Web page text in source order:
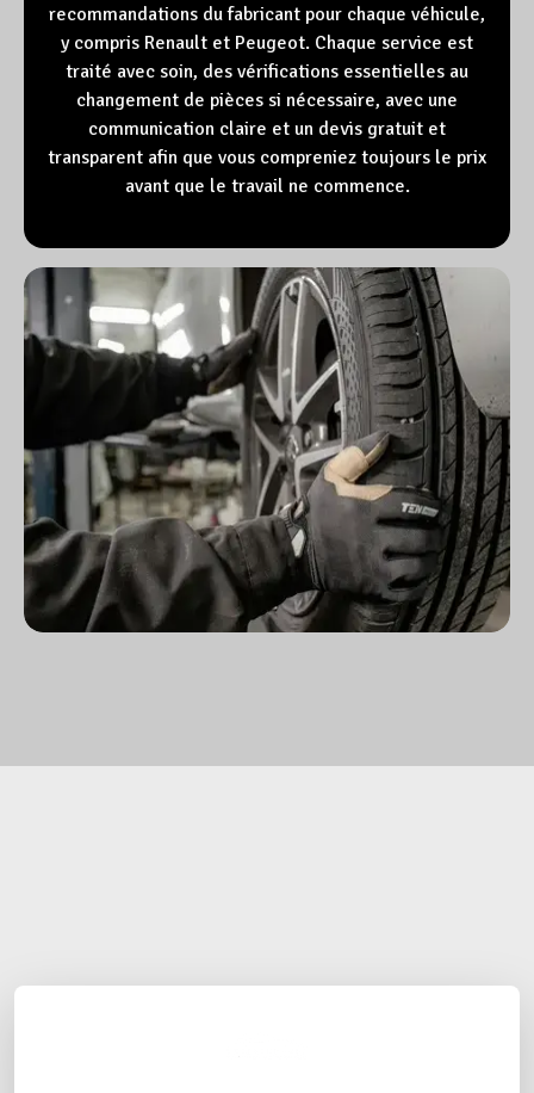
recommandations du fabricant pour chaque véhicule,
y compris Renault et Peugeot. Chaque service est
traité avec soin, des vérifications essentielles au
changement de pièces si nécessaire, avec une
communication claire et un devis gratuit et
transparent afin que vous compreniez toujours le prix
avant que le travail ne commence.